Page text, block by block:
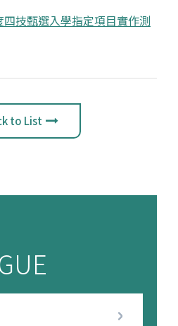
技甄選入學指定項目實作測
to List